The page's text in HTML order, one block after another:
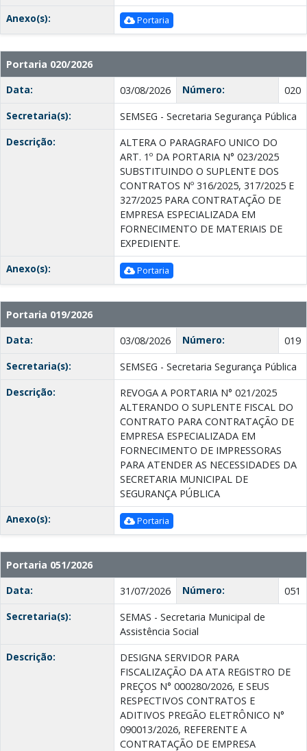
Anexo(s):
Portaria
Portaria 020/2026
Data:
03/08/2026 Número:
020
Secretaria(s):
SEMSEG - Secretaria Segurança Pública
Descrição:
ALTERA O PARAGRAFO UNICO DO
ART. 1º DA PORTARIA N° 023/2025
SUBSTITUINDO O SUPLENTE DOS
CONTRATOS Nº 316/2025, 317/2025 E
327/2025 PARA CONTRATAÇÃO DE
EMPRESA ESPECIALIZADA EM
FORNECIMENTO DE MATERIAIS DE
EXPEDIENTE.
Anexo(s):
Portaria
Portaria 019/2026
Data:
03/08/2026 Número:
019
Secretaria(s):
SEMSEG - Secretaria Segurança Pública
Descrição:
REVOGA A PORTARIA N° 021/2025
ALTERANDO O SUPLENTE FISCAL DO
CONTRATO PARA CONTRATAÇÃO DE
EMPRESA ESPECIALIZADA EM
FORNECIMENTO DE IMPRESSORAS
PARA ATENDER AS NECESSIDADES DA
SECRETARIA MUNICIPAL DE
SEGURANÇA PÚBLICA
Anexo(s):
Portaria
Portaria 051/2026
Data:
31/07/2026 Número:
051
Secretaria(s):
SEMAS - Secretaria Municipal de
Assistência Social
Descrição:
DESIGNA SERVIDOR PARA
FISCALIZAÇÃO DA ATA REGISTRO DE
PREÇOS N° 000280/2026, E SEUS
RESPECTIVOS CONTRATOS E
ADITIVOS PREGÃO ELETRÔNICO N°
090013/2026, REFERENTE A
CONTRATAÇÃO DE EMPRESA